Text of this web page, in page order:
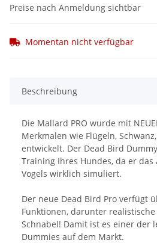
Preise nach Anmeldung sichtbar
Momentan nicht verfügbar
Beschreibung
Die Mallard PRO wurde mit
Merkmalen wie Flügeln,
entwickelt. Der Dead Bird
Training Ihres Hundes, da er
Vogels wirklich simuliert.
Der neue Dead Bird Pro verfügt
Funktionen, darunter
Schnabel! Damit ist es einer der
Dummies auf dem Markt.